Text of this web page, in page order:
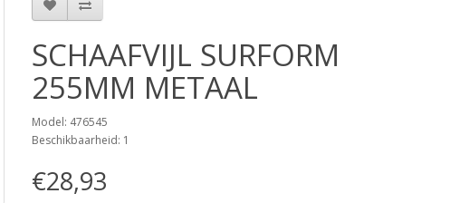
SCHAAFVIJL SURFORM
255MM METAAL
Model: 476545
Beschikbaarheid: 1
€28,93